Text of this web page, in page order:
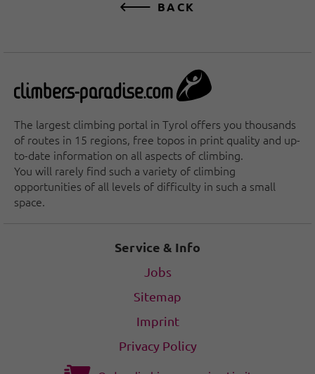
BACK
The largest climbing portal in Tyrol offers you thousands
of routes in 15 regions, free topos in print quality and up-
to-date information on all aspects of climbing.
You will rarely find such a variety of climbing
opportunities of all levels of difficulty in such a small
space.
Service & Info
Jobs
Sitemap
Imprint
Privacy Policy